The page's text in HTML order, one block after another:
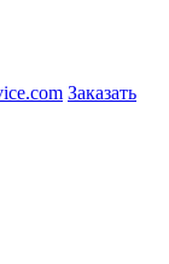
Заказать